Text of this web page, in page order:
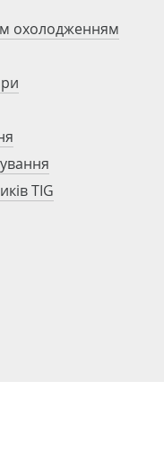
охолодженням
TIG